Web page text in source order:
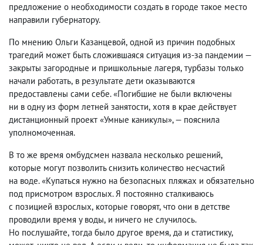
предложение о необходимости создать в городе такое место
направили губернатору.
По мнению Ольги Казанцевой, одной из причин подобных
трагедий может быть сложившаяся ситуация из-за пандемии —
закрыты загородные и пришкольные лагеря, турбазы только
начали работать, в результате дети оказываются
предоставлены сами себе. «Погибшие не были включены
ни в одну из форм летней занятости, хотя в крае действует
дистанционный проект «Умные каникулы», — пояснила
уполномоченная.
В то же время омбудсмен назвала несколько решений,
которые могут позволить снизить количество несчастий
на воде. «Купаться нужно на безопасных пляжах и обязательно
под присмотром взрослых. Я постоянно сталкиваюсь
с позицией взрослых, которые говорят, что они в детстве
проводили время у воды, и ничего не случилось.
Но послушайте, тогда было другое время, да и статистику,